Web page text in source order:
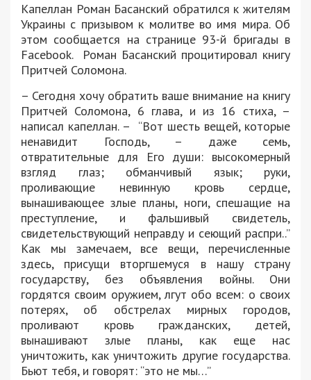
Капеллан Роман Басанский обратился к жителям
Украины с призывом к молитве во имя мира. Об
этом сообщается на странице 93-й бригады в
Facebook. Роман Басанский процитировал книгу
Притчей Соломона.
– Сегодня хочу обратить ваше внимание на книгу
Притчей Соломона, 6 глава, и из 16 стиха, –
написал капеллан. – “Вот шесть вещей, которые
ненавидит Господь, – даже семь,
отвратительные для Его души: высокомерный
взгляд глаз; обманчивый язык; руки,
проливающие невинную кровь сердце,
вынашивающее злые планы, ноги, спешащие на
преступление, и фальшивый свидетель,
свидетельствующий неправду и сеющий распри..”
Как мы замечаем, все вещи, перечисленные
здесь, присущи вторгшемуся в нашу страну
государству, без объявления войны. Они
гордятся своим оружием, лгут обо всем: о своих
потерях, об обстрелах мирных городов,
проливают кровь гражданских, детей,
вынашивают злые планы, как еще нас
уничтожить, как уничтожить другие государства.
Бьют тебя, и говорят: “это не мы…”